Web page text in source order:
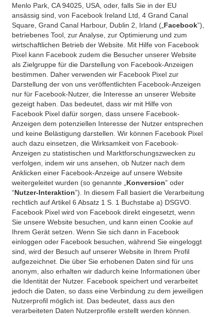
Menlo Park, CA 94025, USA, oder, falls Sie in der EU
ansässig sind, von Facebook Ireland Ltd, 4 Grand Canal
Square, Grand Canal Harbour, Dublin 2, Irland („ Facebook”),
betriebenes Tool, zur Analyse, zur Optimierung und zum
wirtschaftlichen Betrieb der Website. Mit Hilfe von Facebook
Pixel kann Facebook zudem die Besucher unserer Website
als Zielgruppe für die Darstellung von Facebook-Anzeigen
bestimmen. Daher verwenden wir Facebook Pixel zur
Darstellung der von uns veröffentlichten Facebook-Anzeigen
nur für Facebook-Nutzer, die Interesse an unserer Website
gezeigt haben. Das bedeutet, dass wir mit Hilfe von
Facebook Pixel dafür sorgen, dass unsere Facebook-
Anzeigen dem potenziellen Interesse der Nutzer entsprechen
und keine Belästigung darstellen. Wir können Facebook Pixel
auch dazu einsetzen, die Wirksamkeit von Facebook-
Anzeigen zu statistischen und Marktforschungszwecken zu
verfolgen, indem wir uns ansehen, ob Nutzer nach dem
Anklicken einer Facebook-Anzeige auf unsere Website
weitergeleitet wurden (so genannte „ Konversion” oder
“Nutzer-Interaktion”). In diesem Fall basiert die Verarbeitung
rechtlich auf Artikel 6 Absatz 1 S. 1 Buchstabe a) DSGVO.
Facebook Pixel wird von Facebook direkt eingesetzt, wenn
Sie unsere Website besuchen, und kann einen Cookie auf
Ihrem Gerät setzen. Wenn Sie sich dann in Facebook
einloggen oder Facebook besuchen, während Sie eingeloggt
sind, wird der Besuch auf unserer Website in Ihrem Profil
aufgezeichnet. Die über Sie erhobenen Daten sind für uns
anonym, also erhalten wir dadurch keine Informationen über
die Identität der Nutzer. Facebook speichert und verarbeitet
jedoch die Daten, so dass eine Verbindung zu dem jeweiligen
Nutzerprofil möglich ist. Das bedeutet, dass aus den
verarbeiteten Daten Nutzerprofile erstellt werden können.